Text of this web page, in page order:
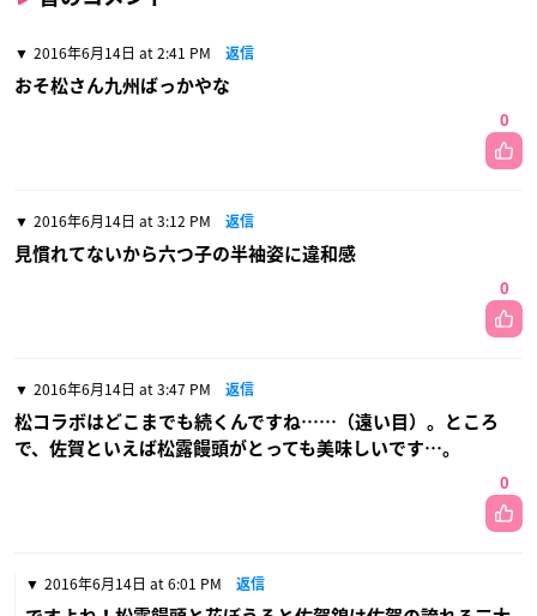
2016年6月14日 at 2:41 PM 返信
おそ松さん九州ばっかやな
0
2016年6月14日 at 3:12 PM 返信
見慣れてないから六つ子の半袖姿に違和感
0
2016年6月14日 at 3:47 PM 返信
松コラボはどこまでも続くんですね……（遠い目）。ところ
で、佐賀といえば松露饅頭がとっても美味しいです…。
0
2016年6月14日 at 6:01 PM 返信